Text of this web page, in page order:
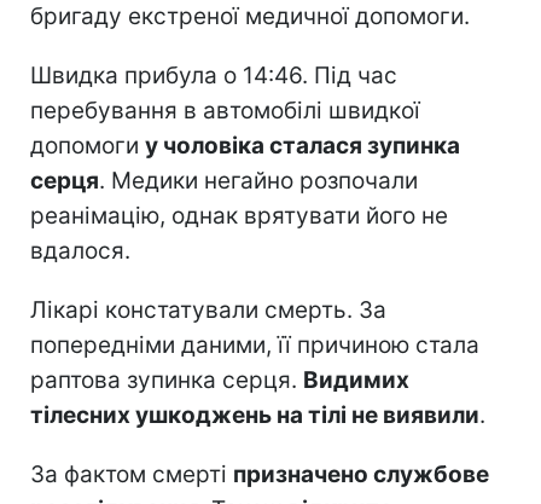
бригаду екстреної медичної допомоги.
Швидка прибула о 14:46. Під час
перебування в автомобілі швидкої
допомоги у чоловіка сталася зупинка
серця. Медики негайно розпочали
реанімацію, однак врятувати його не
вдалося.
Лікарі констатували смерть. За
попередніми даними, її причиною стала
раптова зупинка серця. Видимих
тілесних ушкоджень на тілі не виявили.
За фактом смерті призначено службове